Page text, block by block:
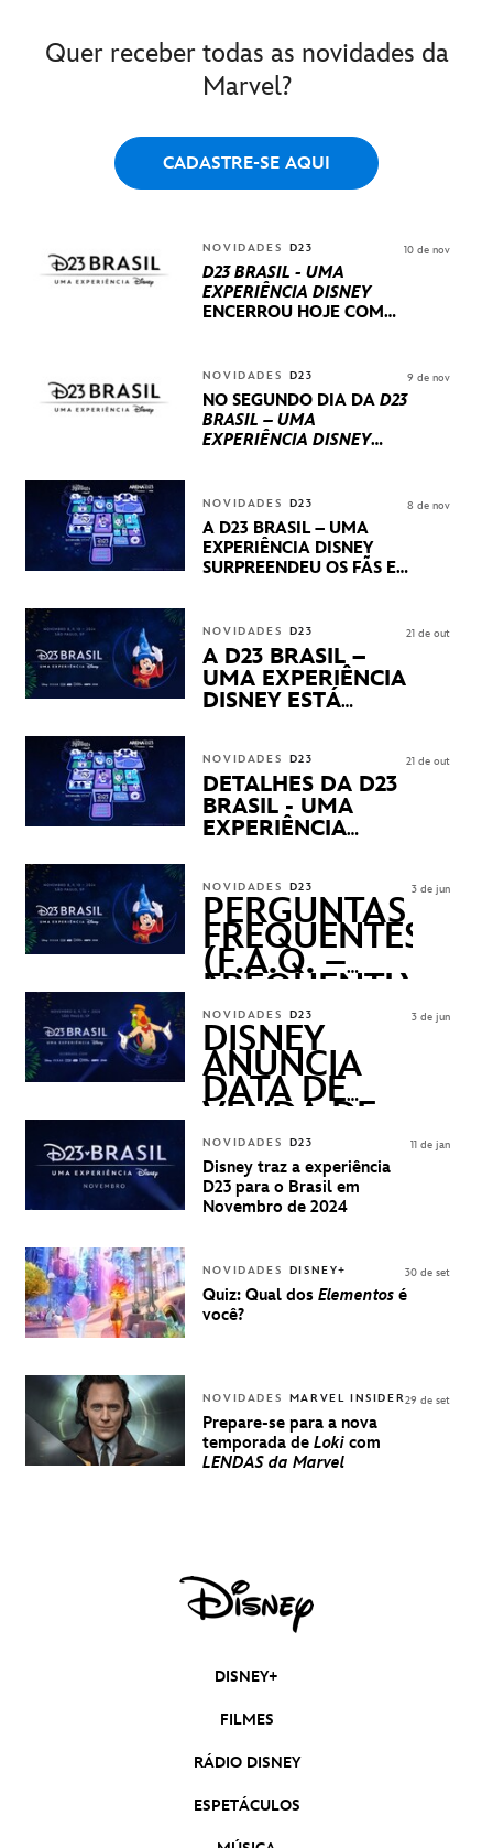
Quer receber todas as novidades da
Marvel?
CADASTRE-SE AQUI
NOVIDADES D23
D23 BRASIL - UMA
EXPERIÊNCIA DISNEY
ENCERROU HOJE COM
INTERNACIONAIS E
PRODUÇÕES BRASILEIRAS
10 de nov
NOVIDADES D23
NO SEGUNDO DIA DA D23
BRASIL – UMA
EXPERIÊNCIA DISNEY
STUDIOS REVELARAM
PRÉVIAS E NOVIDADES
DOS SEUS PRÓXIMOS
LANÇAMENTOS
9 de nov
NOVIDADES D23
A D23 BRASIL – UMA
EXPERIÊNCIA DISNEY
SURPREENDEU OS FÃS EM
APRESENTAÇÕES E
PRODUTOS EXCLUSIVOS
NO TRANSAMÉRICA EXPO
CENTER EM SÃO PAULO
8 de nov
NOVIDADES D23
A D23 BRASIL –
UMA EXPERIÊNCIA
DISNEY ESTÁ
21 de out
NOVIDADES D23
DETALHES DA D23
BRASIL - UMA
EXPERIÊNCIA
21 de out
NOVIDADES D23
PERGUNTAS
FREQUENTES
(F.A.Q. –
FREQUENTLY
ASKED
QUESTIONS)
3 de jun
NOVIDADES D23
DISNEY
ANUNCIA
DATA DE
VENDA DE
INGRESSOS
PARA A D23
BRASIL -
UMA
DISNEY
3 de jun
NOVIDADES D23
Disney traz a experiência
D23 para o Brasil em
Novembro de 2024
11 de jan
NOVIDADES DISNEY+
Quiz: Qual dos Elementos é
você?
30 de set
NOVIDADES MARVEL INSIDER
Prepare-se para a nova
temporada de Loki com
LENDAS da Marvel
29 de set
DISNEY+
FILMES
RÁDIO DISNEY
ESPETÁCULOS